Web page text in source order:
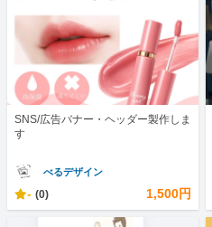
SNS/広告バナー・ヘッダー製作しま
す
べるデザイン
- (0) 1,500円